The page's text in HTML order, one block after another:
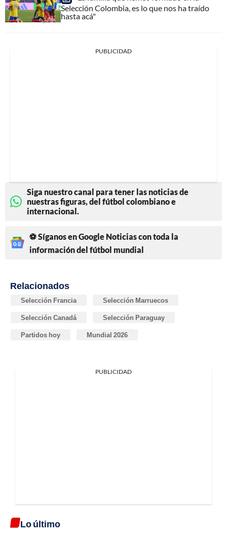
Selección Colombia, es lo que nos ha traído
hasta acá"
PUBLICIDAD
Siga nuestro canal para tener las noticias de
nuestras figuras, del fútbol colombiano e
internacional.
⚽ Síganos en Google Noticias con toda la
información del fútbol mundial
Relacionados
Selección Francia Selección Marruecos
Selección Canadá Selección Paraguay
Partidos hoy Mundial 2026
PUBLICIDAD
Lo último